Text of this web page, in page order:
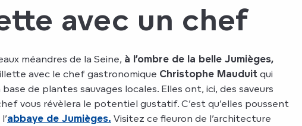
avec un chef
méandres de la Seine, à l’ombre de la belle Jumièges,
avec le chef gastronomique Christophe Mauduit qui
de plantes sauvages locales. Elles ont, ici, des saveurs
vous révèlera le potentiel gustatif. C’est qu’elles poussent
abbaye de Jumièges. Visitez ce fleuron de l’architecture